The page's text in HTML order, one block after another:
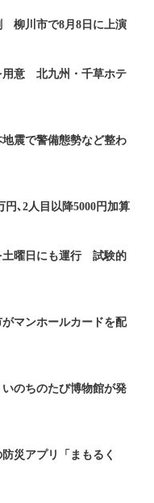
柳川市で8月8日に上演
用意 北九州・千草ホテ
震で警備態勢など整わ
､2人目以降5000円加算
土曜日にも運行 試験的
マンホールカードを配
のちのたび博物館が発
災アプリ「まもるく